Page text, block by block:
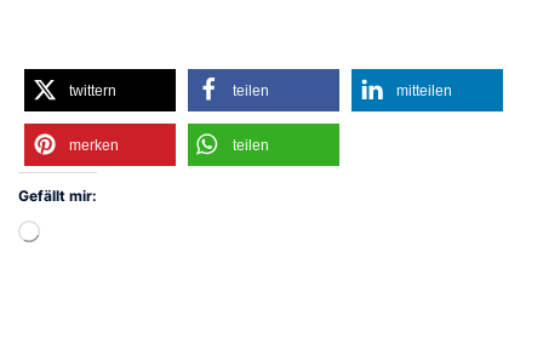
twittern teilen mitteilen
merken teilen
Gefällt mir:
Wird